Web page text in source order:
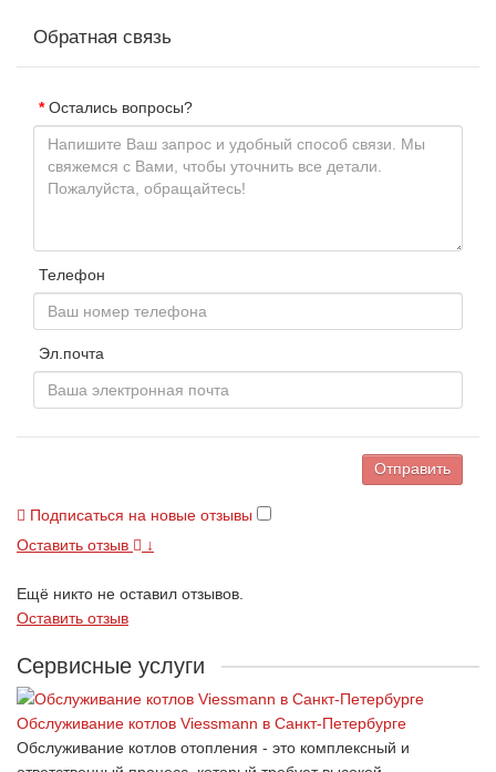
Обратная связь
Остались вопросы?
Телефон
Эл.почта
Отправить
Подписаться на новые отзывы
Оставить отзыв
↓
Ещё никто не оставил отзывов.
Оставить отзыв
Сервисные услуги
Обслуживание котлов Viessmann в Санкт-Петербурге
Обслуживание котлов отопления - это комплексный и